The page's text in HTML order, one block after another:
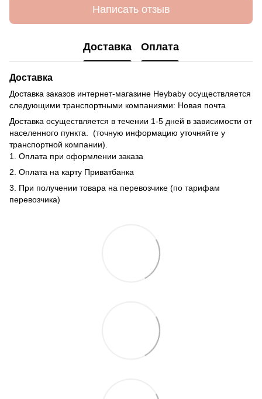
Написать отзыв
Доставка Оплата
Доставка
Доставка заказов интернет-магазине Heybaby осуществляется
следующими транспортными компаниями: Новая почта
Доставка осуществляется в течении 1-5 дней в зависимости от
населенного пункта. (точную информацию уточняйте у
транспортной компании).
1. Оплата при оформлении заказа
2. Оплата на карту Приватбанка
3. При получении товара на перевозчике (по тарифам
перевозчика)